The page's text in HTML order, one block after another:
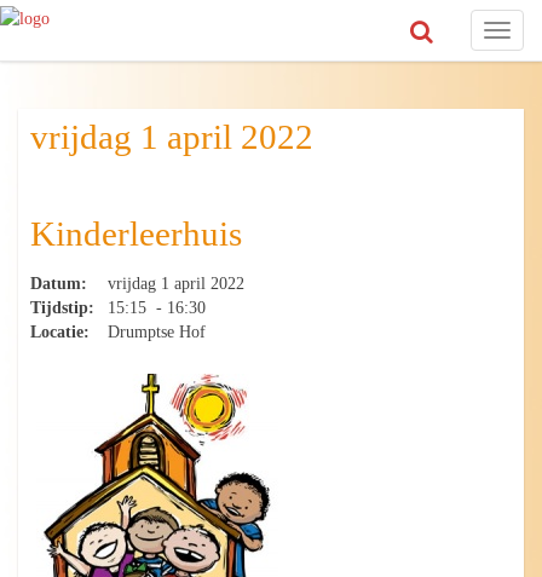
Toggle
vrijdag 1 april 2022
Kinderleerhuis
Datum:
vrijdag 1 april 2022
Tijdstip:
15:15 - 16:30
Locatie:
Drumptse Hof